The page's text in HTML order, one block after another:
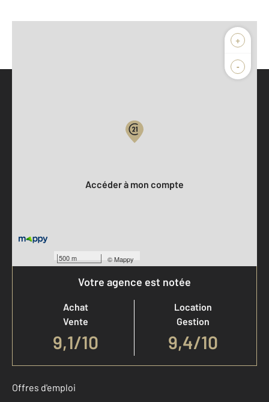
+
-
500 m ©Mappy
Accéder à mon compte
Votre agence est notée
Achat
Vente
9,1/10
Location
Gestion
9,4/10
Offres d'emploi